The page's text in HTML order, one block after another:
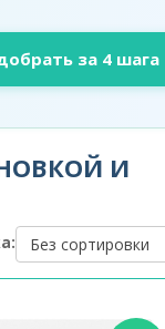
за 4 шага
И